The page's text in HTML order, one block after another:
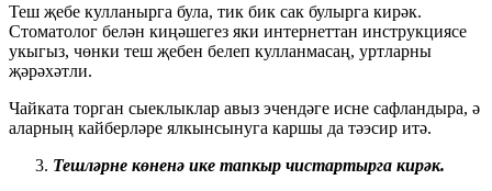
Теш җебе кулланырга була, тик бик сак булырга кирәк.
Стоматолог белән киңәшегез яки интернеттан инструкциясе
укыгыз, чөнки теш җебен белеп кулланмасаң, уртларны
җәрәхәтли.
Чайката торган сыеклыклар авыз эчендәге исне сафландыра, ә
аларның кайберләре ялкынсынуга каршы да тәэсир итә.
Тешләрне көненә ике тапкыр чистартырга кирәк.